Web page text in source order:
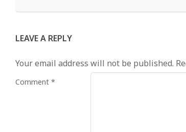
LEAVE A REPLY
Your email address will not be published.
Comment *